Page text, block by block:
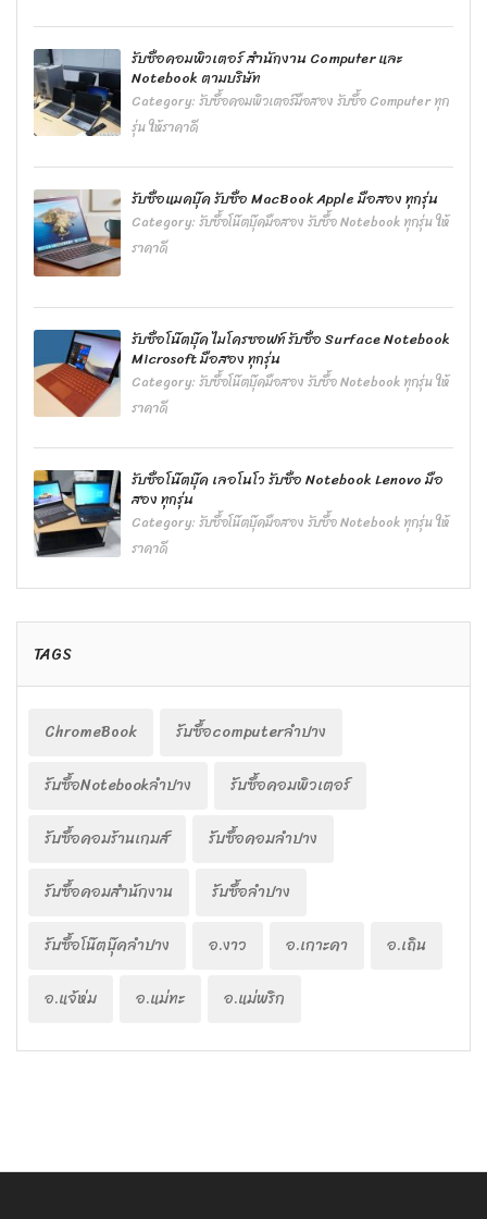
รับซื้อคอมพิวเตอร์ สำนักงาน Computer และ
Notebook ตามบริษัท
Category:รับซื้อคอมพิวเตอร์มือสอง รับซื้อ Computer ทุก
รุ่น ให้ราคาดี
รับซื้อแมคบุ๊ค รับซื้อ MacBook Apple มือสอง ทุกรุ่น
Category:รับซื้อโน๊ตบุ๊คมือสอง รับซื้อ Notebook ทุกรุ่น ให้
ราคาดี
รับซื้อโน๊ตบุ๊ค ไมโครซอฟท์ รับซื้อ Surface Notebook
Microsoft มือสอง ทุกรุ่น
Category:รับซื้อโน๊ตบุ๊คมือสอง รับซื้อ Notebook ทุกรุ่น ให้
ราคาดี
รับซื้อโน๊ตบุ๊ค เลอโนโว รับซื้อ Notebook Lenovo มือ
สอง ทุกรุ่น
Category:รับซื้อโน๊ตบุ๊คมือสอง รับซื้อ Notebook ทุกรุ่น ให้
ราคาดี
TAGS
ChromeBook
รับซื้อcomputerลำปาง
รับซื้อNotebookลำปาง
รับซื้อคอมพิวเตอร์
รับซื้อคอมร้านเกมส์
รับซื้อคอมลำปาง
รับซื้อคอมสำนักงาน
รับซื้อลำปาง
รับซื้อโน๊ตบุ๊คลำปาง
อ.งาว อ.เกาะคา
อ.เถิน
อ.แจ้ห่ม
อ.แม่ทะ อ.แม่พริก